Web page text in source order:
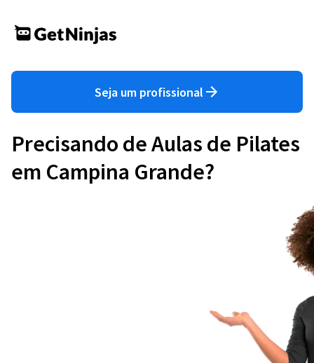
Seja um profissional
Precisando de Aulas de Pilates
em Campina Grande?